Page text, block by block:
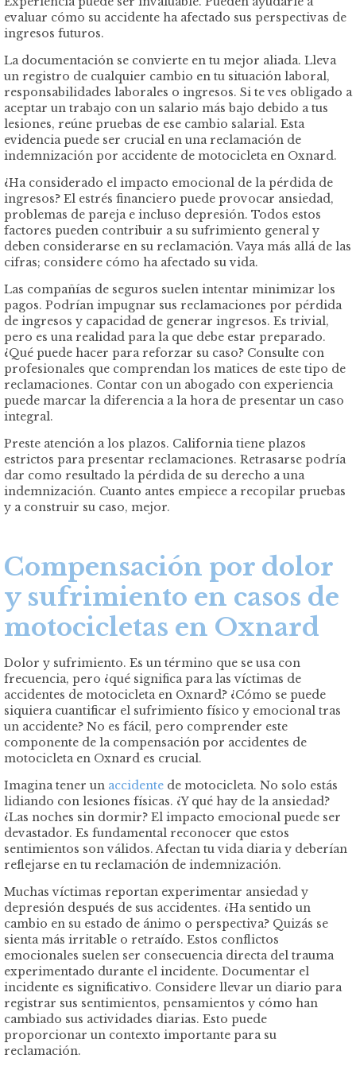
evaluar cómo su accidente ha afectado sus perspectivas de
ingresos futuros.
La documentación se convierte en tu mejor aliada. Lleva
un registro de cualquier cambio en tu situación laboral,
responsabilidades laborales o ingresos. Si te ves obligado a
aceptar un trabajo con un salario más bajo debido a tus
lesiones, reúne pruebas de ese cambio salarial. Esta
evidencia puede ser crucial en una reclamación de
indemnización por accidente de motocicleta en Oxnard.
¿Ha considerado el impacto emocional de la pérdida de
ingresos? El estrés financiero puede provocar ansiedad,
problemas de pareja e incluso depresión. Todos estos
factores pueden contribuir a su sufrimiento general y
deben considerarse en su reclamación. Vaya más allá de las
cifras; considere cómo ha afectado su vida.
Las compañías de seguros suelen intentar minimizar los
pagos. Podrían impugnar sus reclamaciones por pérdida
de ingresos y capacidad de generar ingresos. Es trivial,
pero es una realidad para la que debe estar preparado.
¿Qué puede hacer para reforzar su caso? Consulte con
profesionales que comprendan los matices de este tipo de
reclamaciones. Contar con un abogado con experiencia
puede marcar la diferencia a la hora de presentar un caso
integral.
Preste atención a los plazos. California tiene plazos
estrictos para presentar reclamaciones. Retrasarse podría
dar como resultado la pérdida de su derecho a una
indemnización. Cuanto antes empiece a recopilar pruebas
y a construir su caso, mejor.
Compensación por dolor
y sufrimiento en casos de
motocicletas en Oxnard
Dolor y sufrimiento. Es un término que se usa con
frecuencia, pero ¿qué significa para las víctimas de
accidentes de motocicleta en Oxnard? ¿Cómo se puede
siquiera cuantificar el sufrimiento físico y emocional tras
un accidente? No es fácil, pero comprender este
componente de la compensación por accidentes de
motocicleta en Oxnard es crucial.
Imagina tener un accidente de motocicleta. No solo estás
lidiando con lesiones físicas. ¿Y qué hay de la ansiedad?
¿Las noches sin dormir? El impacto emocional puede ser
devastador. Es fundamental reconocer que estos
sentimientos son válidos. Afectan tu vida diaria y deberían
reflejarse en tu reclamación de indemnización.
Muchas víctimas reportan experimentar ansiedad y
depresión después de sus accidentes. ¿Ha sentido un
cambio en su estado de ánimo o perspectiva? Quizás se
sienta más irritable o retraído. Estos conflictos
emocionales suelen ser consecuencia directa del trauma
experimentado durante el incidente. Documentar el
incidente es significativo. Considere llevar un diario para
registrar sus sentimientos, pensamientos y cómo han
cambiado sus actividades diarias. Esto puede
proporcionar un contexto importante para su
reclamación.